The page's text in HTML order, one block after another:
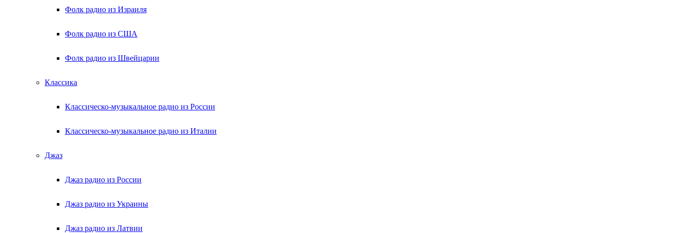
Фолк радио из Израиля
Фолк радио из США
Фолк радио из Швейцарии
Классика
Классическо-музыкальное радио из России
Классическо-музыкальное радио из Италии
Джаз
Джаз радио из России
Джаз радио из Украины
Джаз радио из Латвии